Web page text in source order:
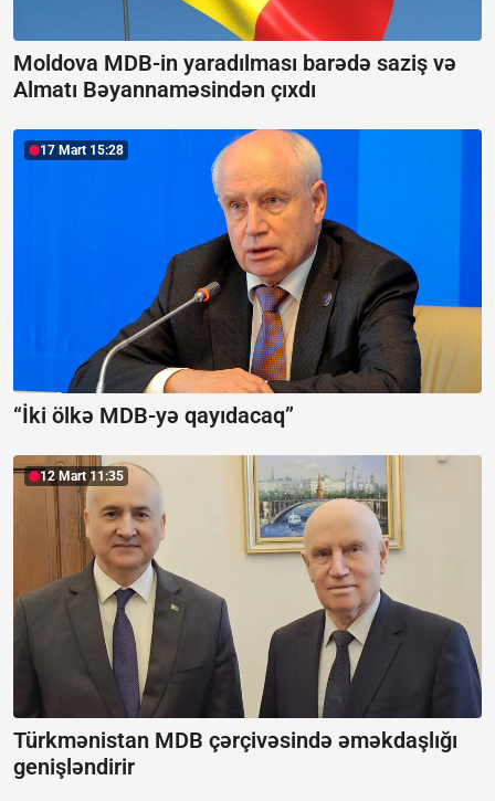
Moldova MDB-in yaradılması barədə saziş və
Almatı Bəyannaməsindən çıxdı
17 Mart 15:28
“İki ölkə MDB-yə qayıdacaq”
12 Mart 11:35
Türkmənistan MDB çərçivəsində əməkdaşlığı
genişləndirir